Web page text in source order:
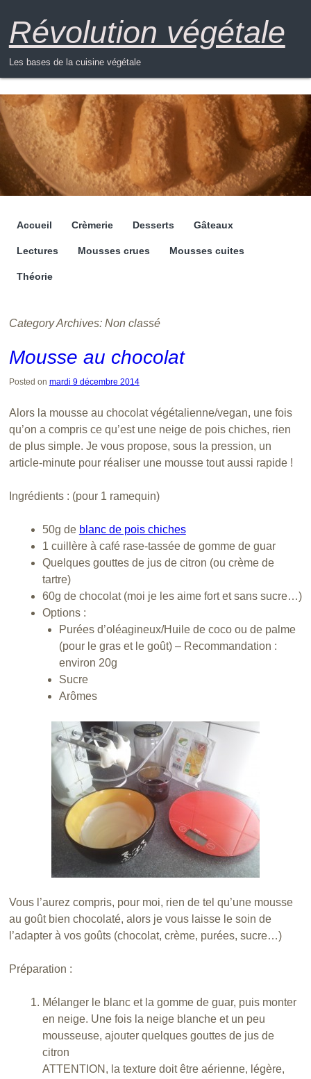
Révolution végétale
Les bases de la cuisine végétale
Menu
Accueil Crèmerie Desserts Gâteaux
Lectures Mousses crues Mousses cuites
Théorie
Category Archives: Non classé
Mousse au chocolat
Posted on mardi 9 décembre 2014
Alors la mousse au chocolat végétalienne/vegan, une fois
qu’on a compris ce qu’est une neige de pois chiches, rien
de plus simple. Je vous propose, sous la pression, un
article-minute pour réaliser une mousse tout aussi rapide !
Ingrédients : (pour 1 ramequin)
50g de blanc de pois chiches
1 cuillère à café rase-tassée de gomme de guar
Quelques gouttes de jus de citron (ou crème de
tartre)
60g de chocolat (moi je les aime fort et sans sucre…)
Options :
Purées d’oléagineux/Huile de coco ou de palme
(pour le gras et le goût) – Recommandation :
environ 20g
Sucre
Arômes
Vous l’aurez compris, pour moi, rien de tel qu’une mousse
au goût bien chocolaté, alors je vous laisse le soin de
l’adapter à vos goûts (chocolat, crème, purées, sucre…)
Préparation :
Mélanger le blanc et la gomme de guar, puis monter
en neige. Une fois la neige blanche et un peu
mousseuse, ajouter quelques gouttes de jus de
citron
ATTENTION, la texture doit être aérienne, légère,